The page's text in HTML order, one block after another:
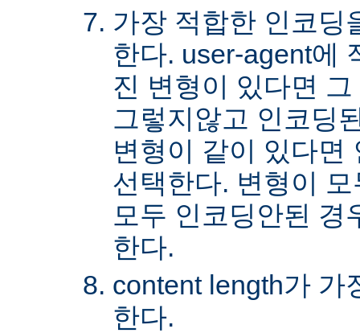
가장 적합한 인코딩
한다. user-agent에
진 변형이 있다면
그렇지않고 인코딩
변형이 같이 있다면
선택한다. 변형이
모두 인코딩안된 경
한다.
content length가 가
한다.